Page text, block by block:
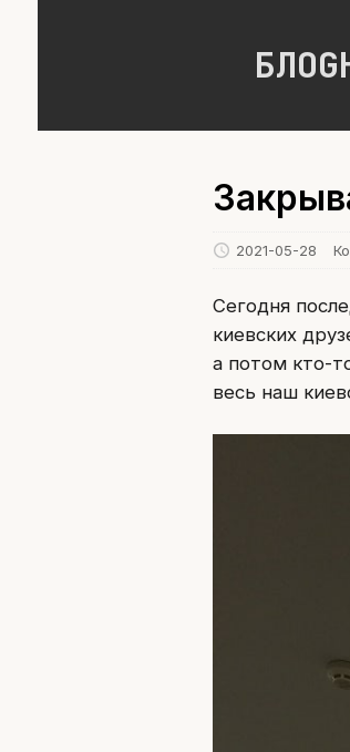
2021-05-28
Сегодня
киевских
а потом кто-
весь наш